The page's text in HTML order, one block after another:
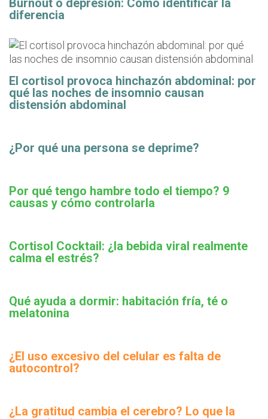
Burnout o depresión: Cómo identificar la
diferencia
El cortisol provoca hinchazón abdominal: por
qué las noches de insomnio causan
distensión abdominal
¿Por qué una persona se deprime?
Por qué tengo hambre todo el tiempo? 9
causas y cómo controlarla
Cortisol Cocktail: ¿la bebida viral realmente
calma el estrés?
Qué ayuda a dormir: habitación fría, té o
melatonina
¿El uso excesivo del celular es falta de
autocontrol?
¿La gratitud cambia el cerebro? Lo que la